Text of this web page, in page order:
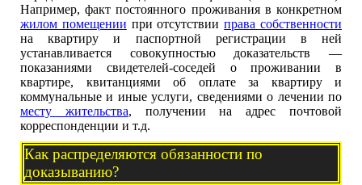
Например, факт постоянного проживания в конкретном
жилом помещении при отсутствииправа собственности
на квартиру и паспортной регистрации в ней
устанавливается совокупностью доказательств —
показаниями свидетелей-соседей о проживании в
квартире, квитанциями об оплате за квартиру и
коммунальные и иные услуги, сведениями о лечении по
месту жительства, получении на адрес почтовой
корреспонденции и т.д.
Как распределяются обязанности по
доказыванию?